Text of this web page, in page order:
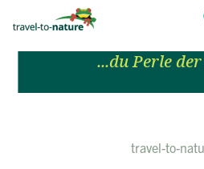
...du Perle
travel-to-